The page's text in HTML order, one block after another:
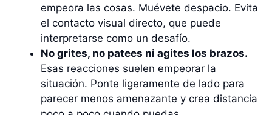
empeora las cosas. Muévete despacio. Evita
el contacto visual directo, que puede
interpretarse como un desafío.
No grites, no patees ni agites los brazos.
Esas reacciones suelen empeorar la
situación. Ponte ligeramente de lado para
parecer menos amenazante y crea distancia